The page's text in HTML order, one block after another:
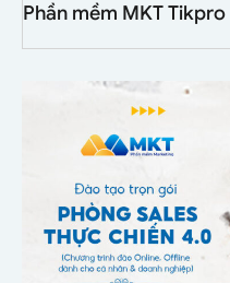
Phần mềm MKT Tikpro